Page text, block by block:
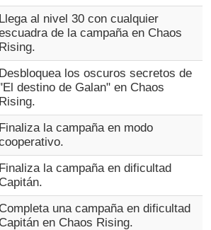
Llega al nivel 30 con cualquier
de la campaña en Chaos
Rising.
Desbloquea los oscuros secretos de
destino de Galan" en Chaos
Rising.
Finaliza la campaña en modo
Finaliza la campaña en dificultad
Capitán.
Completa una campaña en dificultad
Capitán en Chaos Rising.